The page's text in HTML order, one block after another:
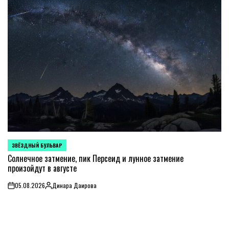
POSTED
IN
ЗВЁЗДНЫЙ БУЛЬВАР
Солнечное затмение, пик Персеид и лунное затмение
произойдут в августе
on05.08.2026PostedДинара Даирова